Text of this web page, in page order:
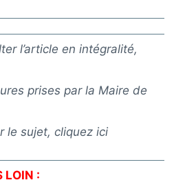
l’article en intégralité,
prises par la Maire de
le sujet, cliquez ici
LOIN :